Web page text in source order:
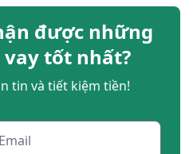
được những
tốt nhất?
tin và tiết kiệm tiền!